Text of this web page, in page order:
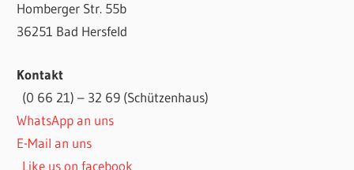
Homberger Str. 55b
36251 Bad Hersfeld
Kontakt
(0 66 21) – 32 69 (Schützenhaus)
WhatsApp an uns
E-Mail an uns
Like us on facebook